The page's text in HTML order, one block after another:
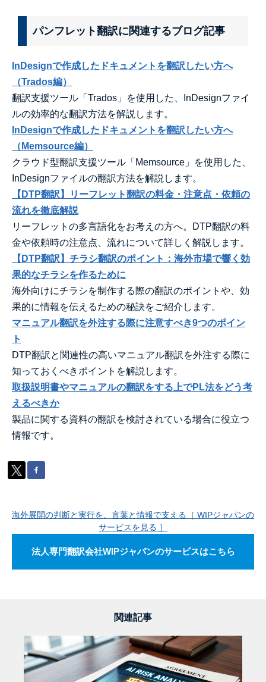
パンフレット翻訳に関連するブログ記事
InDesignで作成したドキュメントを翻訳したい方へ
（Trados編）
翻訳支援ツール「Trados」を使用した、InDesignファイ
ルの効率的な翻訳方法を解説します。
InDesignで作成したドキュメントを翻訳したい方へ
（Memsource編）
クラウド型翻訳支援ツール「Memsource」を使用した、
InDesignファイルの翻訳方法を解説します。
【DTP翻訳】リーフレット翻訳の料金・注意点・依頼の
流れを徹底解説
リーフレットの多言語化をお考えの方へ。DTP翻訳の料
金や依頼時の注意点、流れについて詳しく解説します。
【DTP翻訳】チラシ翻訳のポイント：海外市場で響く効
果的なチラシを作るために
海外向けにチラシを制作する際の翻訳のポイントや、効
果的に情報を伝えるための秘訣をご紹介します。
マニュアル翻訳を外注する際に注意すべき9つのポイン
ト
DTP翻訳と関連性の高いマニュアル翻訳を外注する際に
知っておくべきポイントを解説します。
取扱説明書やマニュアルの翻訳をする上でPL法をどう考
えるべきか
製品に関する資料の翻訳を検討されている場合に役立つ
情報です。
海外展開の判断と実行を、言葉と情報で支える［ WIPジャパンの
サービスを見る ］
法人専門翻訳会社WIPジャパンのサービスはこちら
関連記事